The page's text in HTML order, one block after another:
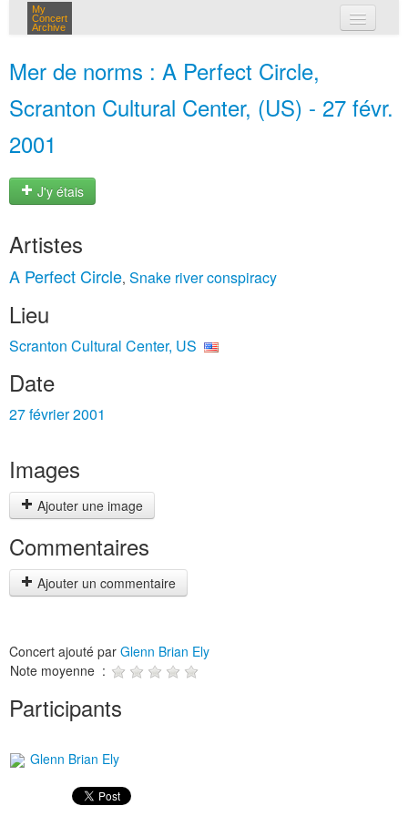
My
Concert
Archive
Mer de norms : A Perfect Circle,
Scranton Cultural Center, (US) - 27 févr.
2001
J'y étais
Artistes
A Perfect Circle, Snake river conspiracy
Lieu
Scranton Cultural Center, US
Date
27 février 2001
Images
Ajouter une image
Commentaires
Ajouter un commentaire
Concert ajouté par Glenn Brian Ely
Note moyenne :
Participants
Glenn Brian Ely